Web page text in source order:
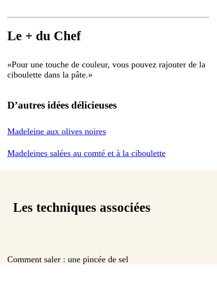
Le + du Chef
«Pour une touche de couleur, vous pouvez rajouter de la
ciboulette dans la pâte.»
D’autres idées délicieuses
Madeleine aux olives noires
Madeleines salées au comté et à la ciboulette
Les techniques associées
Comment saler : une pincée de sel